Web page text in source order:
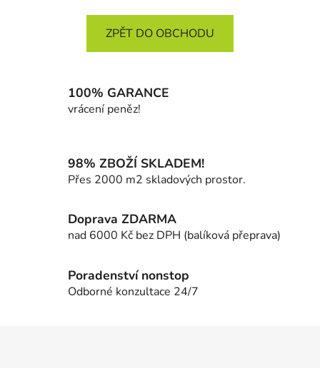
ZPĚT DO OBCHODU
100% GARANCE
vrácení peněz!
98% ZBOŽÍ SKLADEM!
Přes 2000 m2 skladových prostor.
Doprava ZDARMA
nad 6000 Kč bez DPH (balíková přeprava)
Poradenství nonstop
Odborné konzultace 24/7